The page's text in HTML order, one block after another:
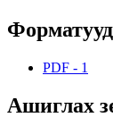
Форматууд
PDF - 1
Ашиглах